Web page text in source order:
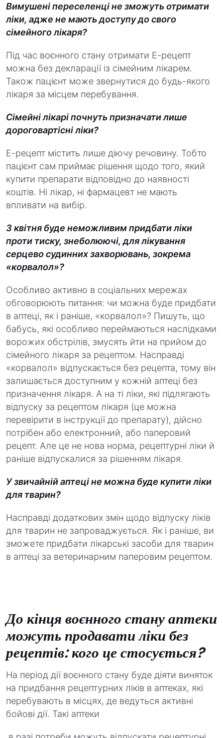
Вимушені переселенці не зможуть отримати
ліки, адже не мають доступу до свого
сімейного лікаря?
Під час воєнного стану отримати Е-рецепт
можна без декларації із сімейним лікарем.
Також пацієнт може звернутися до будь-якого
лікаря за місцем перебування.
Сімейні лікарі почнуть призначати лише
дороговартісні ліки?
Е-рецепт містить лише діючу речовину. Тобто
пацієнт сам приймає рішення щодо того, який
купити препарати відповідно до наявності
коштів. Ні лікар, ні фармацевт не мають
впливати на вибір.
З квітня буде неможливим придбати ліки
проти тиску, знеболюючі, для лікування
серцево судинних захворювань, зокрема
«корвалол»?
Особливо активно в соціальних мережах
обговорюють питання: чи можна буде придбати
в аптеці, як і раніше, «корвалол»? Пишуть, що
бабусь, які особливо переймаються наслідками
ворожих обстрілів, змусять йти на прийом до
сімейного лікаря за рецептом. Насправді
«корвалол» відпускається без рецепта, тому він
залишається доступним у кожній аптеці без
призначення лікаря. А на ті ліки, які підлягають
відпуску за рецептом лікаря (це можна
перевірити в інструкції до препарату), дійсно
потрібен або електронний, або паперовий
рецепт. Але це не нова норма, рецептурні ліки й
раніше відпускалися за рішенням лікаря.
У звичайній аптеці не можна буде купити ліки
для тварин?
Насправді додаткових змін щодо відпуску ліків
для тварин не запроваджується. Як і раніше, ви
зможете придбати лікарські засоби для тварин
в аптеці за ветеринарним паперовим рецептом.
До кінця воєнного стану аптеки
можуть продавати ліки без
рецептів: кого це стосується?
На період дії воєнного стану буде діяти виняток
на придбання рецептурних ліків в аптеках, які
перебувають в місцях, де ведуться активні
бойові дії. Такі аптеки